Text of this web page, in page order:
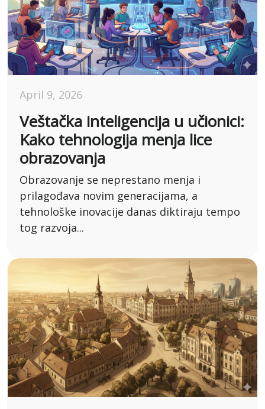
April 9, 2026
Veštačka inteligencija u učionici:
Kako tehnologija menja lice
obrazovanja
Obrazovanje se neprestano menja i
prilagođava novim generacijama, a
tehnološke inovacije danas diktiraju tempo
tog razvoja...